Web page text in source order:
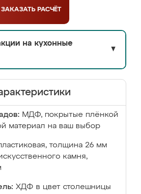
ЗАКАЗАТЬ РАСЧЁТ
на кухонные
▼
МДФ, покрытые плёнкой
материал на ваш выбор
толщина 26 мм
камня,
ХДФ в цвет столешницы